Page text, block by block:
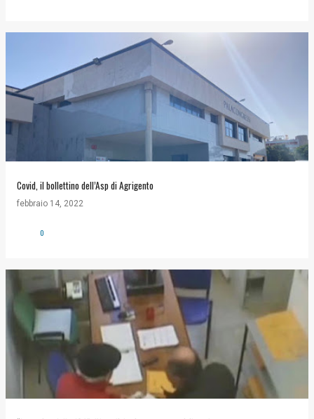
Covid, il bollettino dell’Asp di Agrigento
febbraio 14, 2022
0